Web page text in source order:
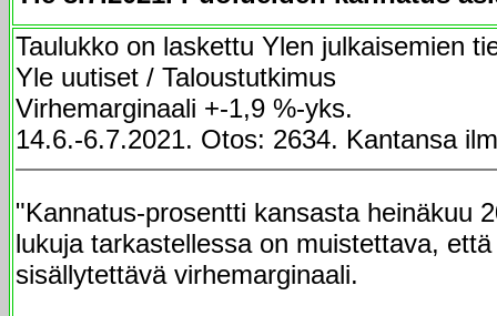
Taulukko on laskettu Ylen julkaisemien
Yle uutiset / Taloustutkimus
Virhemarginaali +-1,9 %-yks.
14.6.-6.7.2021. Otos: 2634. Kantansa
"Kannatus-prosentti kansasta heinäkuu
lukuja tarkastellessa on muistettava,
sisällytettävä virhemarginaali.